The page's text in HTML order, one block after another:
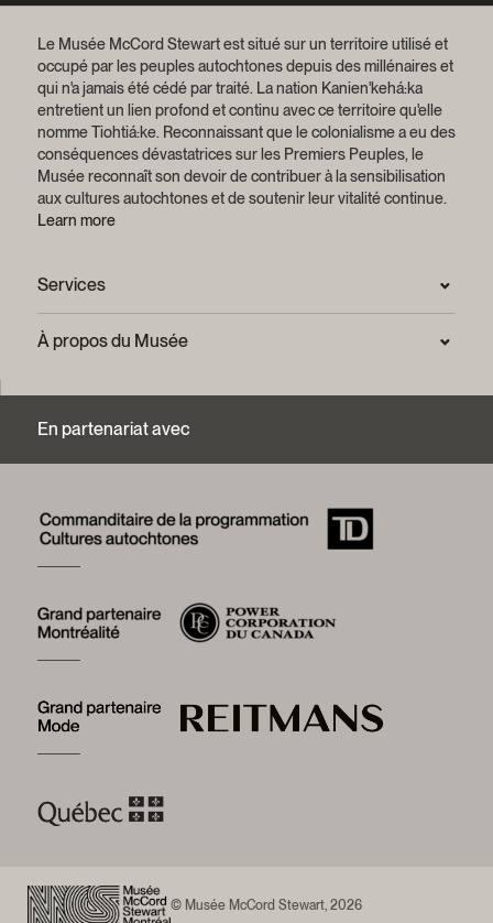
Le Musée McCord Stewart est situé sur un territoire utilisé et
occupé par les peuples autochtones depuis des millénaires et
qui n'a jamais été cédé par traité. La nation Kanien'kehá:ka
entretient un lien profond et continu avec ce territoire qu'elle
nomme Tiohtiá:ke. Reconnaissant que le colonialisme a eu des
conséquences dévastatrices sur les Premiers Peuples, le
Musée reconnaît son devoir de contribuer à la sensibilisation
aux cultures autochtones et de soutenir leur vitalité continue.
Learn more
Services
Salle de presse
Nous joindre
Centre d’archives et de documentation
Services photographiques et droits d’auteur (FAQ)
À propos du Musée
Mot de la présidente
Équipe du Musée
Emplois
Prix et distinctions
Un nouveau musée
Devenez partenaire
En partenariat avec
© Musée McCord Stewart, 2026